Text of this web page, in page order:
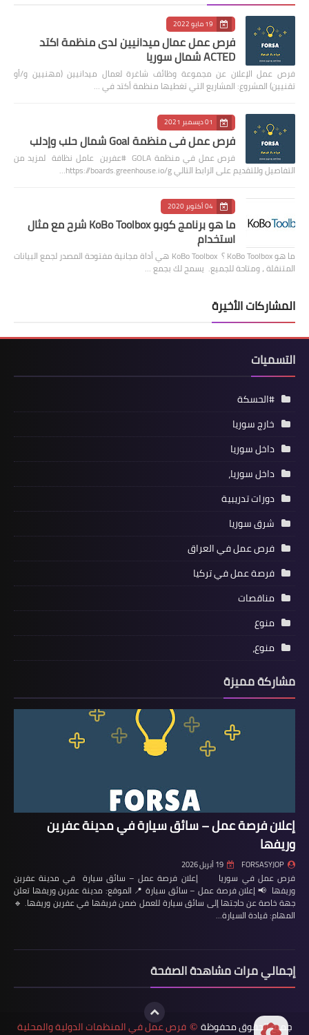
19 مايو 2022
فرص عمل عمال ميدانيين لدى منظمة اكتد
ACTED شمال سوريا
فرص عمل الإعلان عن مجموعة وظائف شاغرة لعمال ميدانيين (مهنيين و/أو
تقنيين) المشروع: المشاريع التي تغطيها منظمة أكتد في …
01 ديسمبر 2021
فرص عمل في منظمة Goal شمال حلب وإدلب
فرص عمل في منظمة GOLA #عفرين عامل نظافة لمزيد من
التفاصيل وللتقديم على الرابط التالي https://boards.greenhouse.io/g…
04 أكتوبر 2020
ما هو برنامج كوبو KoBo Toolbox شرح مع مثال
استخدام
ما هو KoBo Toolbox ؟ KoBo Toolbox هي أداة مجانية مفتوحة المصدر لجمع البيانات
المتنقلة ، ومتاحة للجميع. يسمح لك بجمع …
المشاركات الأخيرة
التسميات
#الحسكة
خارج سوريا
داخل سوريا
داخل سوريا،
دورات تدريبية
شرق سوريا
فرص عمل في العراق
فرصة عمل في تركيا
مناقصات
منوع
منوع،
مشاركة مميزة
إعلان فرصة عمل – سائق سيارة في مدينة عفرين
وريفها
FORSASYJOP 19 أبريل 2026
فرص عمل في سوريا إعلان فرصة عمل – سائق سيارة في مدينة عفرين
وريفها 📢 إعلان فرصة عمل – سائق سيارة 📍 الموقع: مدينة عفرين وريفها تعلن
جهة خاصة عن حاجتها إلى سائق سيارة للعمل ضمن فريقها في عفرين وريفها. 🔹
المهام: قيادة السيارة…
إجمالي مرات مشاهدة الصفحة
جميع الحقوق محفوظة © فرص عمل في المنظمات الدولية والمحلية